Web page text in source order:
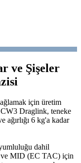
ve Şişeler
için üretim
CW3 Draglink, teneke
ağırlığı 6 kg'a kadar
dahil
ve MID (EC TAC) için